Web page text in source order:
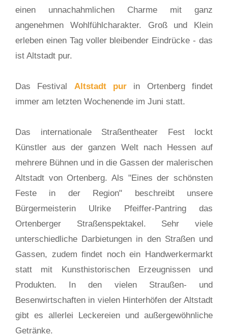
einen unnachahmlichen Charme mit ganz
angenehmen Wohlfühlcharakter. Groß und Klein
erleben einen Tag voller bleibender Eindrücke - das
ist Altstadt pur.
Das Festival Altstadt pur in Ortenberg findet
immer am letzten Wochenende im Juni statt.
Das internationale Straßentheater Fest lockt
Künstler aus der ganzen Welt nach Hessen auf
mehrere Bühnen und in die Gassen der malerischen
Altstadt von Ortenberg. Als "Eines der schönsten
Feste in der Region" beschreibt unsere
Bürgermeisterin Ulrike Pfeiffer-Pantring das
Ortenberger Straßenspektakel. Sehr viele
unterschiedliche Darbietungen in den Straßen und
Gassen, zudem findet noch ein Handwerkermarkt
statt mit Kunsthistorischen Erzeugnissen und
Produkten. In den vielen Straußen- und
Besenwirtschaften in vielen Hinterhöfen der Altstadt
gibt es allerlei Leckereien und außergewöhnliche
Getränke.